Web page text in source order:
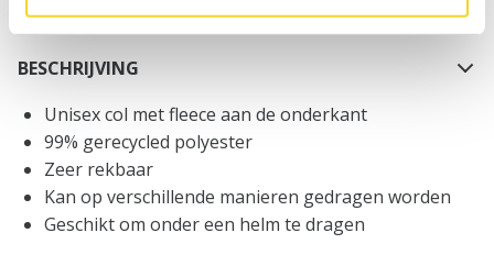
BESCHRIJVING
Unisex col met fleece aan de onderkant
99% gerecycled polyester
Zeer rekbaar
Kan op verschillende manieren gedragen worden
Geschikt om onder een helm te dragen